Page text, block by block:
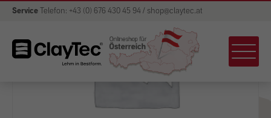
Service Telefon: +43 (0) 676 430 45 94 / shop@claytec.at